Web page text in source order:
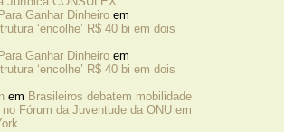
Ganhar Dinheiro em
‘encolhe’ R$ 40 bi em dois
Ganhar Dinheiro em
‘encolhe’ R$ 40 bi em dois
em Brasileiros debatem mobilidade
no Fórum da Juventude da ONU em